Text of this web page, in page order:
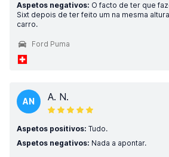
Aspetos negativos: O facto de ter que
Sixt depois de ter feito um na mesma
carro.
Ford Puma
AN A. N.
Aspetos positivos: Tudo.
Aspetos negativos: Nada a apontar.